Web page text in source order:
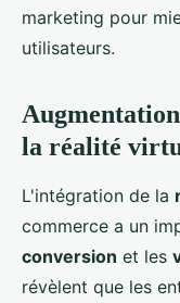
marketing pour
utilisateurs.
la réalité
L'intégration de la
commerce a un
conversion et les
révèlent que les